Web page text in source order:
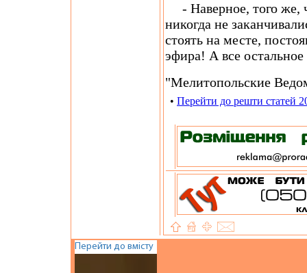
- Наверное, того же,
никогда не
стоять на месте,
эфира! А все
"Мелитопольские
• Перейти до решти статей